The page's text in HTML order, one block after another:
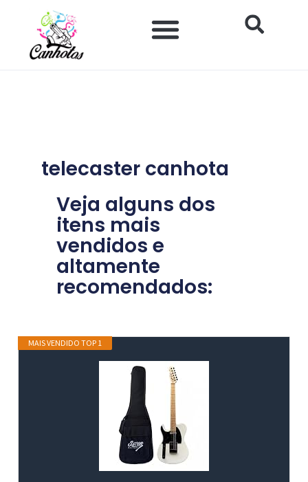
telecaster canhota
Veja alguns dos
itens mais
vendidos e
altamente
recomendados:
MAIS VENDIDO TOP 1